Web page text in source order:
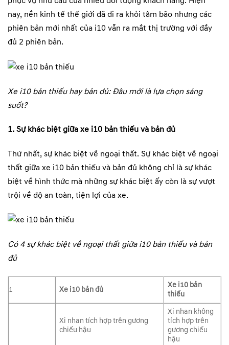
nay, nền kinh tế thế giới đã đi ra khỏi tâm bão nhưng các
phiên bản mới nhất của i10 vẫn ra mắt thị trường với đầy
đủ 2 phiên bản.
Xe i10 bản thiếu hay bản đủ: Đâu mới là lựa chọn sáng
suốt?
1. Sự khác biệt giữa xe i10 bản thiếu và bản đủ
Thứ nhất, sự khác biệt về ngoại thất. Sự khác biệt về ngoại
thất giữa xe i10 bản thiếu và bản đủ không chỉ là sự khác
biệt về hình thức mà những sự khác biệt ấy còn là sự vượt
trội về độ an toàn, tiện lợi của xe.
Có 4 sự khác biệt về ngoại thất giữa i10 bản thiếu và bản
đủ
1 Xe i10 bản đủ
Xe i10 bản
thiếu
Xi nhan tích hợp trên gương
chiếu hậu
Xi nhan không
tích hợp trên
gương chiếu
hậu